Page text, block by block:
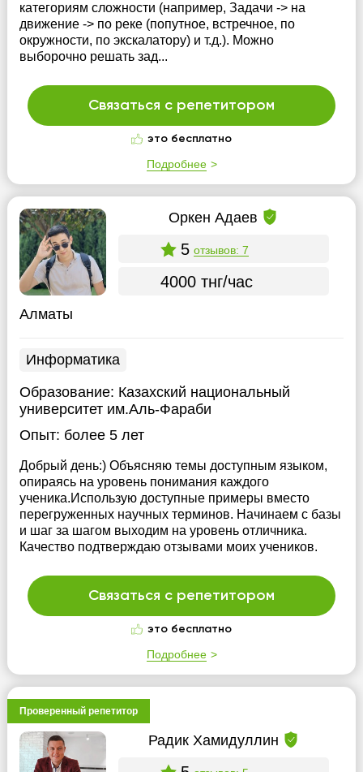
категориям сложности (например, Задачи -> на
движение -> по реке (попутное, встречное, по
окружности, по экскалатору) и т.д.). Можно
выборочно решать зад...
Связаться с репетитором
это бесплатно
Подробнее
Оркен Адаев
5 отзывов: 7
4000 тнг/час
Алматы
Информатика
Образование: Казахский национальный
университет им.Аль-Фараби
Опыт: более 5 лет
Добрый день:) Объясняю темы доступным языком,
опираясь на уровень понимания каждого
ученика.Использую доступные примеры вместо
перегруженных научных терминов. Начинаем с базы
и шаг за шагом выходим на уровень отличника.
Качество подтверждаю отзывами моих учеников.
Связаться с репетитором
это бесплатно
Подробнее
Проверенный репетитор
Радик Хамидуллин